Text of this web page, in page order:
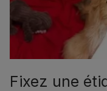
Fixez une